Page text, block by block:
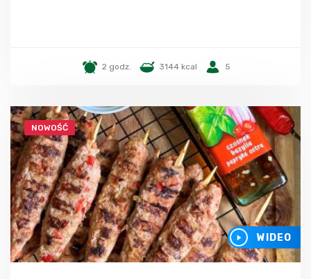
2 godz. 3144 kcal 5
NOWOŚĆ
WIDEO